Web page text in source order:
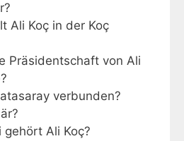
Ali Koç in der Koç
Präsidentschaft von Ali
verbunden?
Ali Koç?